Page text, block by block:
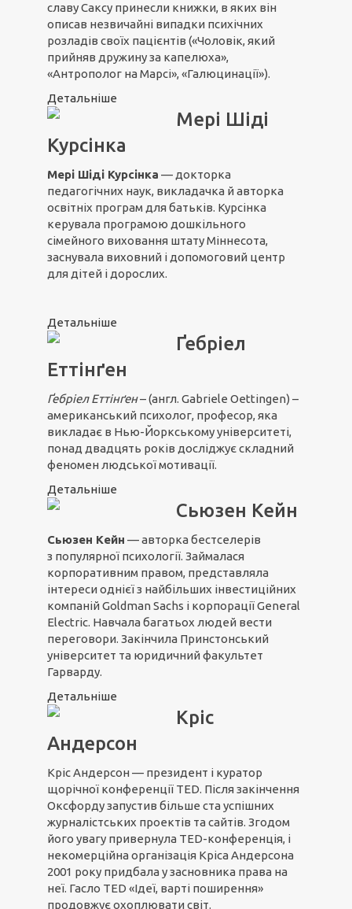
славу Саксу принесли книжки, в яких він
описав незвичайні випадки психічних
розладів своїх пацієнтів («Чоловік, який
прийняв дружину за капелюха»,
«Антрополог на Марсі», «Галюцинації»).
Детальніше
Мері Шіді
Курсінка
Мері Шіді Курсінка — докторка
педагогічних наук, викладачка й авторка
освітніх програм для батьків. Курсінка
керувала програмою дошкільного
сімейного виховання штату Міннесота,
заснувала виховний і допомоговий центр
для дітей і дорослих.
Детальніше
Ґебріел
Еттінґен
Ґебріел Еттінґен– (англ. Gabriele Oettingen) –
американський психолог, професор, яка
викладає в Нью-Йоркському університеті,
понад двадцять років досліджує складний
феномен людської мотивації.
Детальніше
Сьюзен Кейн
Сьюзен Кейн — авторка бестселерів
з популярної психології. Займалася
корпоративним правом, представляла
інтереси однієї з найбільших інвестиційних
компаній Goldman Sachs і корпорації General
Electric. Навчала багатьох людей вести
переговори. Закінчила Принстонський
університет та юридичний факультет
Гарварду.
Детальніше
Кріс
Андерсон
Кріс Андерсон — президент і куратор
щорічної конференції TED. Після закінчення
Оксфорду запустив більше ста успішних
журналістських проектів та сайтів. Згодом
його увагу привернула TED-конференція, і
некомерційна організація Кріса Андерсона
2001 року придбала у засновника права на
неї. Гасло TED «Ідеї, варті поширення»
продовжує охоплювати світ.